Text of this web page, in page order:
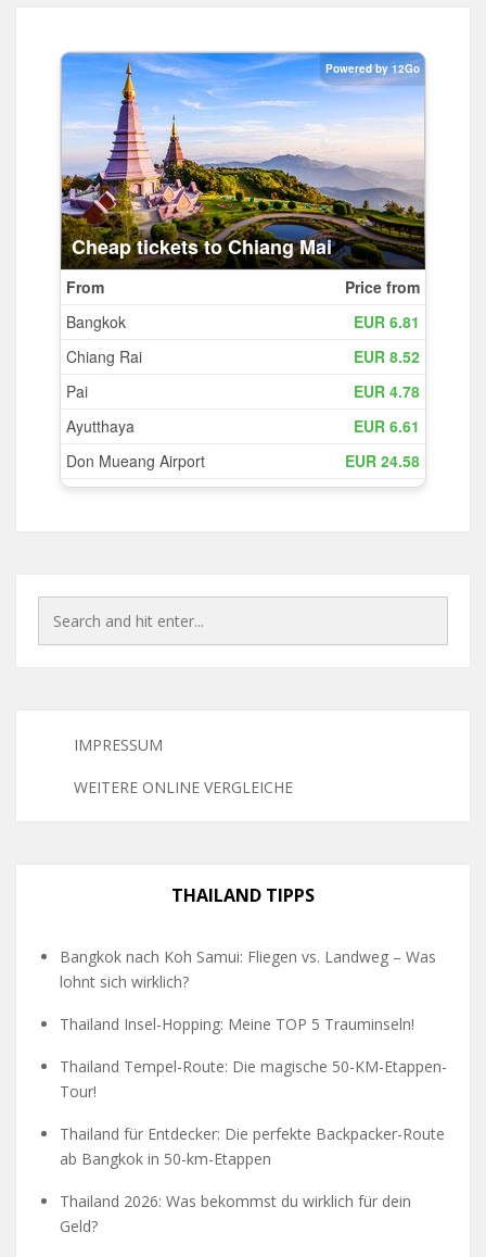
IMPRESSUM
WEITERE ONLINE VERGLEICHE
THAILAND TIPPS
Bangkok nach Koh Samui: Fliegen vs. Landweg – Was
lohnt sich wirklich?
Thailand Insel-Hopping: Meine TOP 5 Trauminseln!
Thailand Tempel-Route: Die magische 50-KM-Etappen-
Tour!
Thailand für Entdecker: Die perfekte Backpacker-Route
ab Bangkok in 50-km-Etappen
Thailand 2026: Was bekommst du wirklich für dein
Geld?